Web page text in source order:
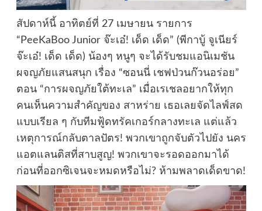
สัปดาห์นี้ อาทิตย์ที่ 27 เมษายน รายการ
“PeeKaBoo Junior จ๊ะเอ๋! เด็ด เด็ด” (พีกาบู้ จูเนียร์
จ๊ะเอ๋! เด็ด เด็ด) น้องๆ หนูๆ จะได้รับชมแอนิเมชัน
ผจญภัยแสนสนุก เรื่อง “ซอนนี่ เชฟป่วนก๊วนอร่อย”
ตอน “การผจญภัยใต้ทะเล” เมื่อเรเชลอยากให้ทุก
คนเห็นความสำคัญของ สาหร่าย เธอเลยจัดไลฟ์สด
แบบเรียล ๆ กับทีมฟู้ดทรัคเกอร์กลางทะเล แต่แล้ว
เหตุการณ์กลับตาลปัตร! พวกเขาถูกจับตัวไปยัง นคร
แอตแลนติสที่สาบสูญ! พวกเขาจะรอดออกมาได้
ก่อนที่ออกซิเจนจะหมดหรือไม่? ห้ามพลาดเด็ดขาด!